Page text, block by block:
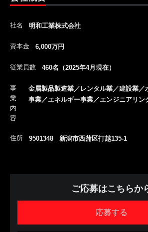
社名 明和工業株式会社
資本金 6,000万円
従業員数 460名（2025年4月現在）
事
業
内
容
金属製品製造業／レンタル業／建設業／
事業／エネルギー事業／エンジニアリン
住所 9501348 新潟市西蒲区打越135-1
ご応募はこちらか
応募する